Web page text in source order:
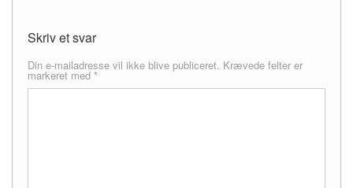
Skriv et svar
Din e-mailadresse vil ikke blive publiceret. Krævede felter er
markeret med *